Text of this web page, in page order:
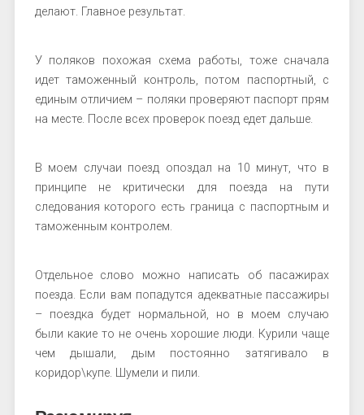
делают. Главное результат.
У поляков похожая схема работы, тоже сначала
идет таможенный контроль, потом паспортный, с
единым отличием – поляки проверяют паспорт прям
на месте. После всех проверок поезд едет дальше.
В моем случаи поезд опоздал на 10 минут, что в
принципе не критически для поезда на пути
следования которого есть граница с паспортным и
таможенным контролем.
Отдельное слово можно написать об пасажирах
поезда. Если вам попадутся адекватные пассажиры
– поездка будет нормальной, но в моем случаю
были какие то не очень хорошие люди. Курили чаще
чем дышали, дым постоянно затягивало в
коридор\купе. Шумели и пили.